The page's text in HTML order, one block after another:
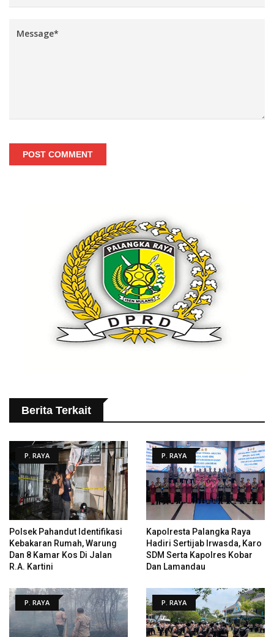
POST COMMENT
Berita Terkait
P. RAYA
Polsek Pahandut Identifikasi
Kebakaran Rumah, Warung
Dan 8 Kamar Kos Di Jalan
R.A. Kartini
P. RAYA
Kapolresta Palangka Raya
Hadiri Sertijab Irwasda, Karo
SDM Serta Kapolres Kobar
Dan Lamandau
P. RAYA P. RAYA